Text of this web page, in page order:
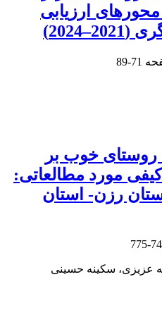
ارزیابی
71-89
روستای خوب بر
مورد مطالعاتی:
رزن- استان
عزیزی، سکینه حسینی